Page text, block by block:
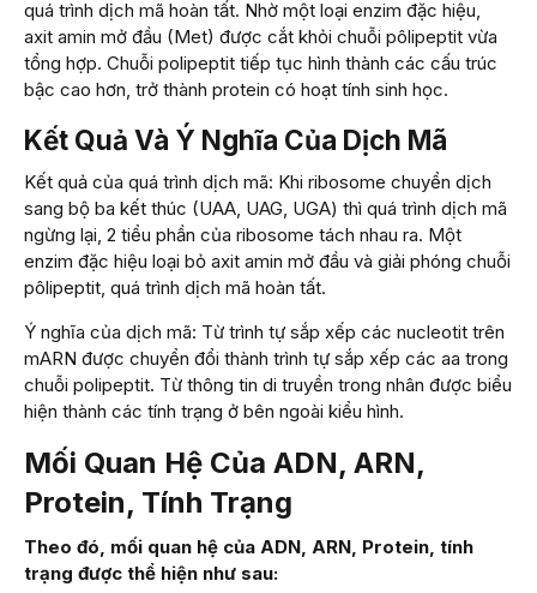
quá trình dịch mã hoàn tất. Nhờ một loại enzim đặc hiệu,
axit amin mở đầu (Met) được cắt khỏi chuỗi pôlipeptit vừa
tổng hợp. Chuỗi polipeptit tiếp tục hình thành các cấu trúc
bậc cao hơn, trở thành protein có hoạt tính sinh học.
Kết Quả Và Ý Nghĩa Của Dịch Mã
Kết quả của quá trình dịch mã: Khi ribosome chuyển dịch
sang bộ ba kết thúc (UAA, UAG, UGA) thì quá trình dịch mã
ngừng lại, 2 tiểu phần của ribosome tách nhau ra. Một
enzim đặc hiệu loại bỏ axit amin mở đầu và giải phóng chuỗi
pôlipeptit, quá trình dịch mã hoàn tất.
Ý nghĩa của dịch mã: Từ trình tự sắp xếp các nucleotit trên
mARN được chuyển đổi thành trình tự sắp xếp các aa trong
chuỗi polipeptit. Từ thông tin di truyền trong nhân được biểu
hiện thành các tính trạng ở bên ngoài kiểu hình.
Mối Quan Hệ Của ADN, ARN,
Protein, Tính Trạng
Theo đó, mối quan hệ của ADN, ARN, Protein, tính
trạng được thể hiện như sau: